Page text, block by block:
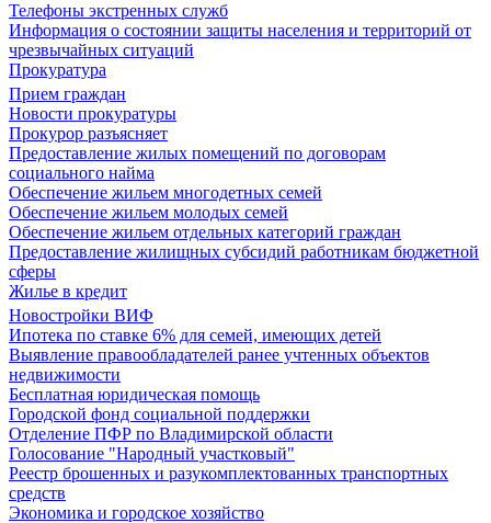
Телефоны экстренных служб
Информация о состоянии защиты населения и территорий от
чрезвычайных ситуаций
Прокуратура
Прием граждан
Новости прокуратуры
Прокурор разъясняет
Предоставление жилых помещений по договорам
социального найма
Обеспечение жильем многодетных семей
Обеспечение жильем молодых семей
Обеспечение жильем отдельных категорий граждан
Предоставление жилищных субсидий работникам бюджетной
сферы
Жилье в кредит
Новостройки ВИФ
Ипотека по ставке 6% для семей, имеющих детей
Выявление правообладателей ранее учтенных объектов
недвижимости
Бесплатная юридическая помощь
Городской фонд социальной поддержки
Отделение ПФР по Владимирской области
Голосование "Народный участковый"
Реестр брошенных и разукомплектованных транспортных
средств
Экономика и городское хозяйство